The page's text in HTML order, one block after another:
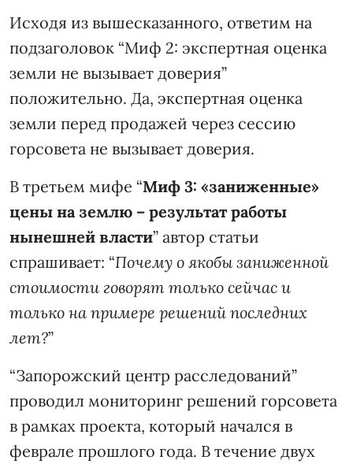
Исходя из вышесказанного, ответим на
подзаголовок “Миф 2: экспертная оценка
земли не вызывает доверия”
положительно. Да, экспертная оценка
земли перед продажей через сессию
горсовета не вызывает доверия.
В третьем мифе “Миф 3: «заниженные»
цены на землю – результат работы
нынешней власти” автор статьи
спрашивает: “Почему о якобы заниженной
стоимости говорят только сейчас и
только на примере решений последних
лет?”
“Запорожский центр расследований”
проводил мониторинг решений горсовета
в рамках проекта, который начался в
феврале прошлого года. В течение двух